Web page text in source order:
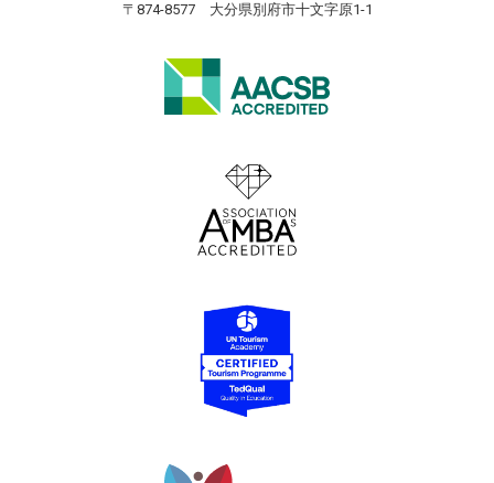
〒874-8577 大分県別府市十文字原1-1